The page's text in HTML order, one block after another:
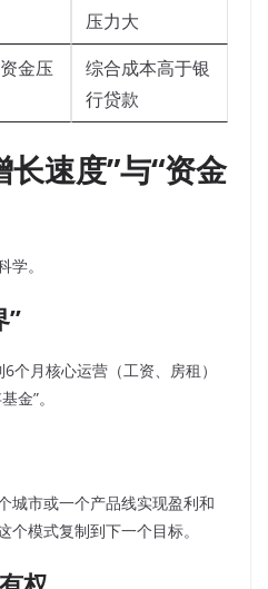
压力大
金压
综合成本高于银
行贷款
速度”与“资金
。
”
个月核心运营（工资、房租）
金”。
城市或一个产品线实现盈利和
模式复制到下一个目标。